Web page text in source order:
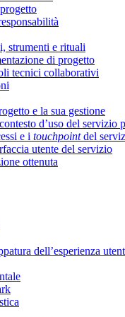
strumenti e rituali
di progetto
tecnici collaborativi
e la sua gestione
d’uso del servizio
e i touchpointdel
utente del servizio
ottenuta
dell’esperienza